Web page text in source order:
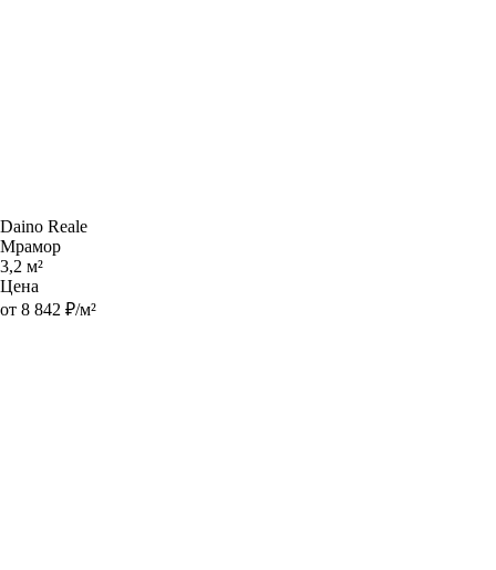
Daino Reale
Мрамор
3,2 м²
Цена
от 8 842 ₽/м²